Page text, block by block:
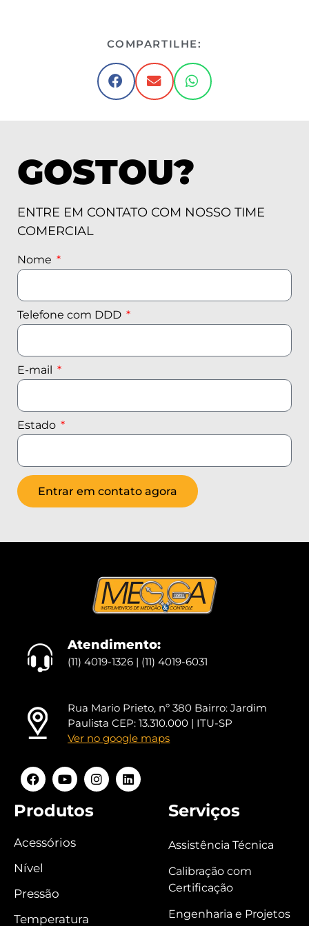
COMPARTILHE:
GOSTOU?
ENTRE EM CONTATO COM NOSSO TIME
COMERCIAL
Nome
Telefone com DDD
E-mail
Estado
Entrar em contato agora
Atendimento:
(11) 4019-1326 | (11) 4019-6031
Rua Mario Prieto, nº 380 Bairro: Jardim
Paulista CEP: 13.310.000 | ITU-SP
Ver no google maps
Produtos
Acessórios
Nível
Pressão
Temperatura
Serviços
Assistência Técnica
Calibração com
Certificação
Engenharia e Projetos